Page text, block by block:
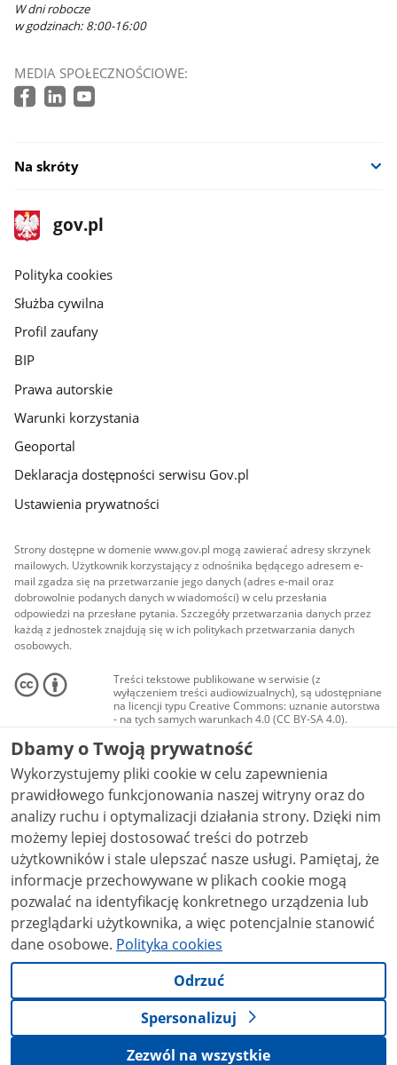
W dni robocze
w godzinach: 8:00-16:00
MEDIA SPOŁECZNOŚCIOWE:
Na skróty
stopka
gov.pl
Strona
gov.pl
gov.pl
Polityka cookies
Służba cywilna
Profil zaufany
BIP
Prawa autorskie
Warunki korzystania
Geoportal
Deklaracja dostępności serwisu Gov.pl
Ustawienia prywatności
Strony dostępne w domenie www.gov.pl mogą zawierać adresy skrzynek
mailowych. Użytkownik korzystający z odnośnika będącego adresem e-
mail zgadza się na przetwarzanie jego danych (adres e-mail oraz
dobrowolnie podanych danych w wiadomości) w celu przesłania
odpowiedzi na przesłane pytania. Szczegóły przetwarzania danych przez
każdą z jednostek znajdują się w ich politykach przetwarzania danych
osobowych.
Treści tekstowe publikowane w serwisie (z
wyłączeniem treści audiowizualnych), są udostępniane
na licencji typu Creative Commons: uznanie autorstwa
- na tych samych warunkach 4.0 (CC BY-SA 4.0).
Materiały audiowizualne, w tym zdjęcia, materiały
audio i wideo, są udostępniane na licencji typu
Creative Commons: uznanie autorstwa użycie
niekomercyjne - bez utworów zależnych 4.0 (CC BY-
NC-ND 4.0), o ile nie jest to stwierdzone inaczej.
Dbamy o Twoją prywatność
Wykorzystujemy pliki cookie w celu zapewnienia
prawidłowego funkcjonowania naszej witryny oraz do
analizy ruchu i optymalizacji działania strony. Dzięki nim
możemy lepiej dostosować treści do potrzeb
użytkowników i stale ulepszać nasze usługi. Pamiętaj, że
informacje przechowywane w plikach cookie mogą
pozwalać na identyfikację konkretnego urządzenia lub
przeglądarki użytkownika, a więc potencjalnie stanowić
dane osobowe. Polityka cookies
Odrzuć
Spersonalizuj
Zezwól na wszystkie